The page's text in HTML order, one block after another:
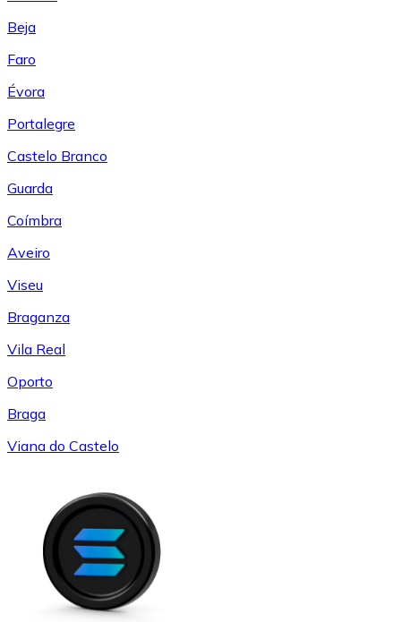
Beja
Faro
Évora
Portalegre
Castelo Branco
Guarda
Coímbra
Aveiro
Viseu
Braganza
Vila Real
Oporto
Braga
Viana do Castelo